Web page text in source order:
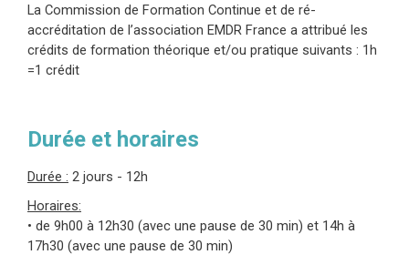
La Commission de Formation Continue et de ré-
accréditation de l’association EMDR France a attribué les
crédits de formation théorique et/ou pratique suivants : 1h
=1 crédit
Durée et horaires
Durée : 2 jours - 12h
Horaires:
• de 9h00 à 12h30 (avec une pause de 30 min) et 14h à
17h30 (avec une pause de 30 min)